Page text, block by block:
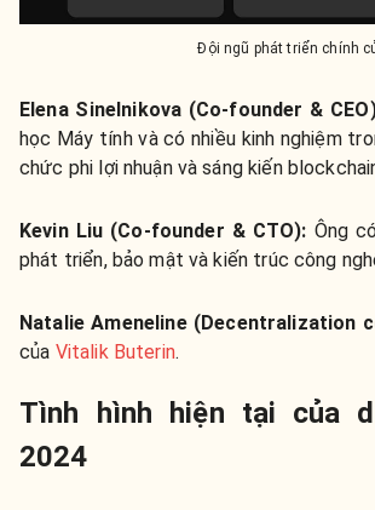
Đội ngũ phát triển chính
Elena Sinelnikova (Co-founder &
học Máy tính và có nhiều kinh nghiệm
chức phi lợi nhuận và sáng kiến
Kevin Liu (Co-founder & CTO): Ông
phát triển, bảo mật và kiến trúc công
Natalie Ameneline (Decentralization
của Vitalik Buterin.
Tình hình hiện tại của
2024